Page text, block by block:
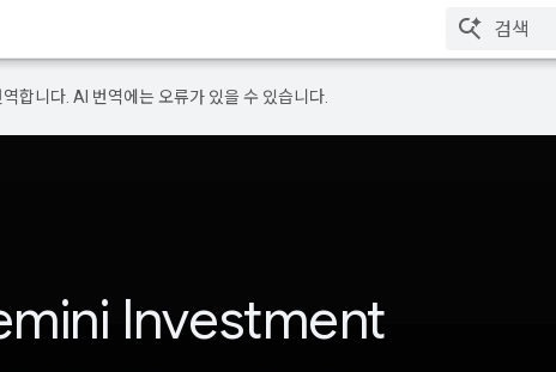
합니다. AI 번역에는 오류가 있을 수 있습니다.
Investment